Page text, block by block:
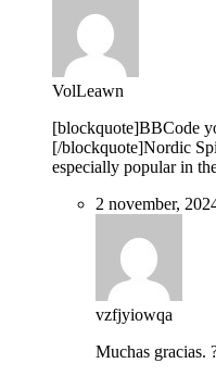
VolLeawn
[blockquote]BBCode
[/blockquote]Nordic
especially popular in
2 november,
vzfjyiowqa
Muchas gracias.